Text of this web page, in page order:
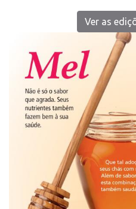
Ver as